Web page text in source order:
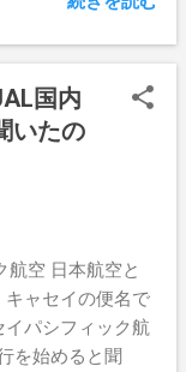
進んだら注文だ
国内
いたの
航空 日本航空と
ャセイの便名で
パシフィック航
を始めると聞